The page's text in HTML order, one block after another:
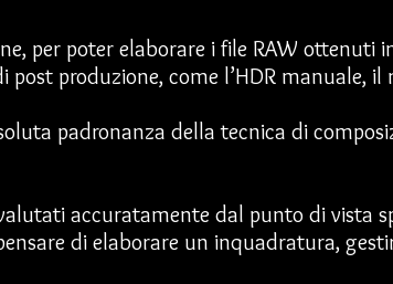
per poter elaborare i file RAW ottenuti
post produzione, come l’HDR manuale,
padronanza della tecnica di
accuratamente dal punto di vista
di elaborare un inquadratura,